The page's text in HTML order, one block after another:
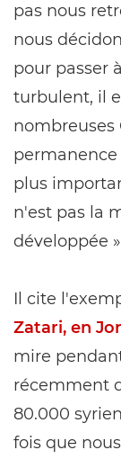
pas nous
nous
pour passer
turbulent, il
nombreuses
permanence
plus
n'est pas la
développée
Il cite
Zatari, en
mire
récemment
80.000
fois que